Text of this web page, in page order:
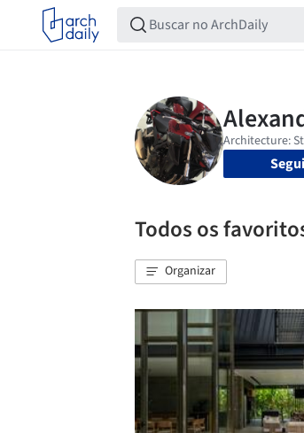
Todos os
Organizar